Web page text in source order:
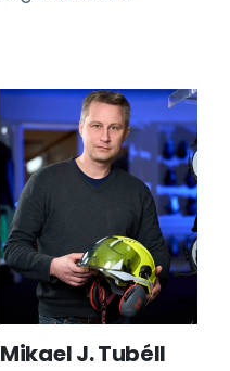
Mikael J. Tubéll